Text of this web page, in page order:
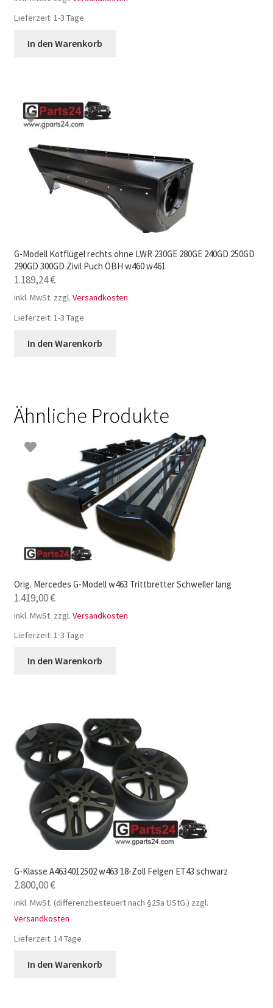
Lieferzeit: 1-3 Tage
In den Warenkorb
G-Modell Kotflügel rechts ohne LWR 230GE 280GE 240GD 250GD
290GD 300GD Zivil Puch ÖBH w460 w461
1.189,24€
inkl. MwSt. zzgl. Versandkosten
Lieferzeit: 1-3 Tage
In den Warenkorb
Ähnliche Produkte
Orig. Mercedes G-Modell w463 Trittbretter Schweller lang
1.419,00€
inkl. MwSt. zzgl. Versandkosten
Lieferzeit: 1-3 Tage
In den Warenkorb
G-Klasse A4634012502 w463 18-Zoll Felgen ET43 schwarz
2.800,00€
inkl. MwSt. (differenzbesteuert nach §25a UStG.) zzgl.
Versandkosten
Lieferzeit: 14 Tage
In den Warenkorb